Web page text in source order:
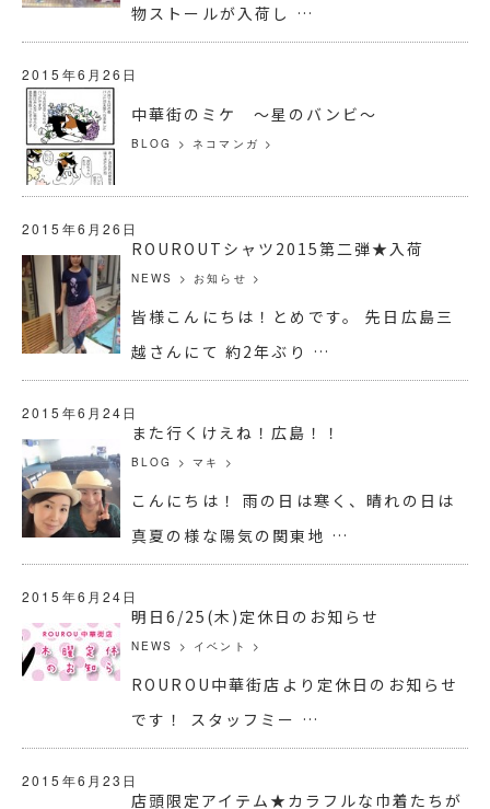
物ストールが入荷し …
2015年6月26日
中華街のミケ ～星のバンビ～
BLOG >ネコマンガ >
2015年6月26日
ROUROUTシャツ2015第二弾★入荷
NEWS > お知らせ >
皆様こんにちは！とめです。 先日広島三
越さんにて 約2年ぶり …
2015年6月24日
また行くけえね！広島！！
BLOG >マキ >
こんにちは！ 雨の日は寒く、晴れの日は
真夏の様な陽気の関東地 …
2015年6月24日
明日6/25(木)定休日のお知らせ
NEWS > イベント >
ROUROU中華街店より定休日のお知らせ
です！ スタッフミー …
2015年6月23日
店頭限定アイテム★カラフルな巾着たちが